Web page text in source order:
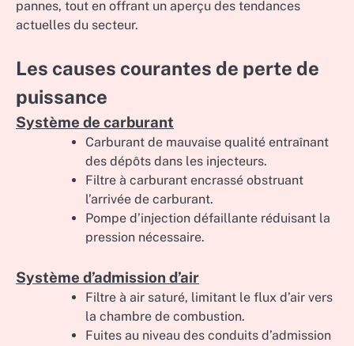
pannes, tout en offrant un aperçu des tendances
actuelles du secteur.
Les causes courantes de perte de
puissance
Système de carburant
Carburant de mauvaise qualité entraînant
des dépôts dans les injecteurs.
Filtre à carburant encrassé obstruant
l’arrivée de carburant.
Pompe d’injection défaillante réduisant la
pression nécessaire.
Système d’admission d’air
Filtre à air saturé, limitant le flux d’air vers
la chambre de combustion.
Fuites au niveau des conduits d’admission